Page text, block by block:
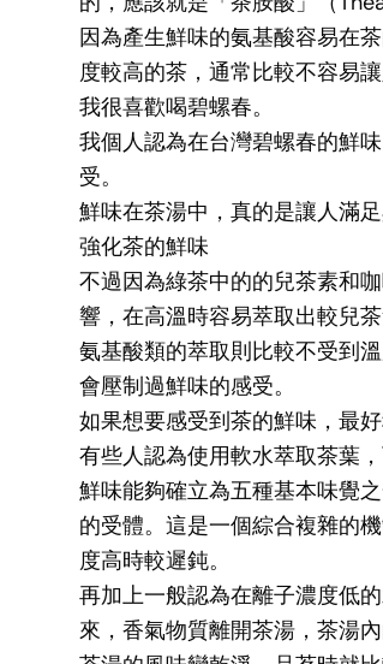
因為產生鮮味的氨基酸容易在
度較高的茶，通常比較不容易讓
我很喜歡喝碧螺春。
我個人認為在台灣碧螺春的鮮
受。
鮮味在茶湯中，真的是讓人滿足
強化茶的鮮味
不過因為綠茶中的的兒茶素和
響，在高溫時容易萃取出較兒
氨基酸類的萃取則比較不受到
會壓制過鮮味的感受。
如果想要感受到茶的鮮味，最
有些人認為使用軟水萃取茶葉
鮮味能夠確立為五種基本味覺
的受體。這是一個綜合複雜的
度高時較遲鈍。
再加上一般認為在離子濃度低
來，香氣物質離開茶湯，茶湯